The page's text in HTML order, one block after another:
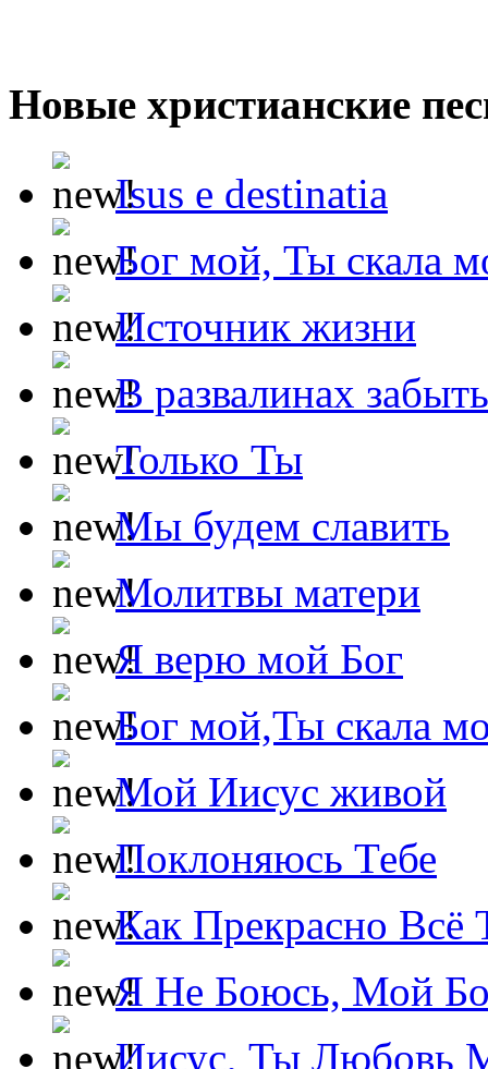
Новые христианские
Isus e destinatia
Бог мой, Ты скала
Источник жизни
В развалинах
Только Ты
Мы будем славить
Молитвы матери
Я верю мой Бог
Бог мой,Ты скала
Мой Иисус живой
Поклоняюсь Тебе
Как Прекрасно Всё
Я Не Боюсь, Мой
Иисус, Ты Любовь